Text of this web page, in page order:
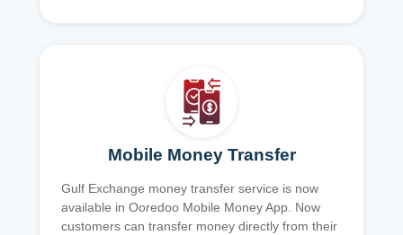
Mobile Money Transfer
Gulf Exchange money transfer service is now
available in Ooredoo Mobile Money App. Now
customers can transfer money directly from their